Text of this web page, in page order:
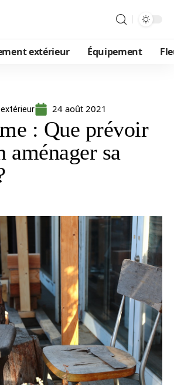
extérieur Équipement
24 août 2021
: Que prévoir
aménager sa